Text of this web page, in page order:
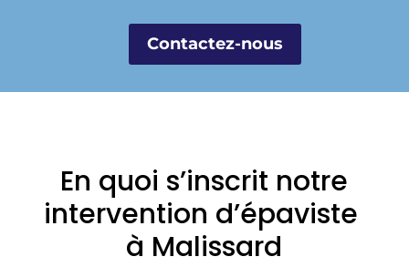
Contactez-nous
En quoi s’inscrit notre
intervention d’épaviste
à Malissard